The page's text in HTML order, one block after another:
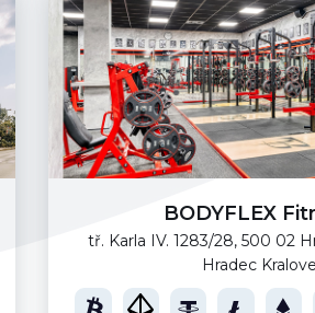
BODYFLEX
tř. Karla IV. 1283/28, 500 02
Hradec Kralove